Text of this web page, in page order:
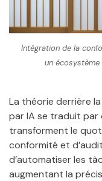
Intégration de la
un
La théorie derrière
par IA se traduit
transforment le
conformité et
d’automatiser les
augmentant la